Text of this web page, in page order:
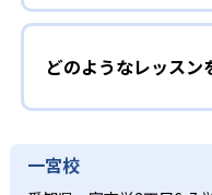
どのようなレッスン
一宮校